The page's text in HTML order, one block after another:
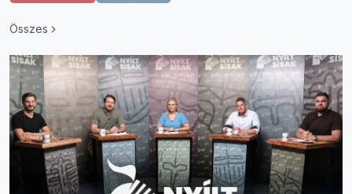
Összes